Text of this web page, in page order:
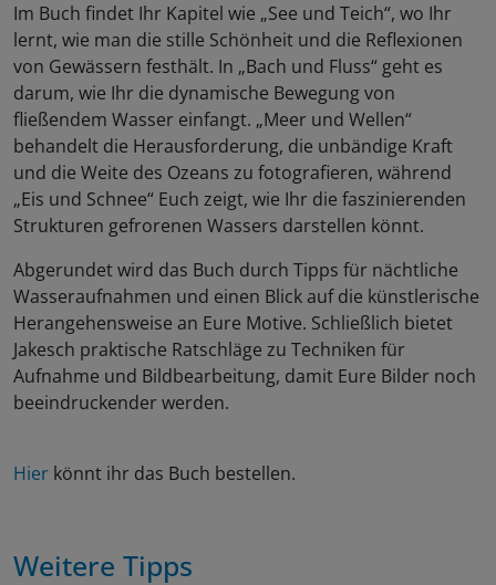
Im Buch findet Ihr Kapitel wie „See und Teich“, wo Ihr
lernt, wie man die stille Schönheit und die Reflexionen
von Gewässern festhält. In „Bach und Fluss“ geht es
darum, wie Ihr die dynamische Bewegung von
fließendem Wasser einfangt. „Meer und Wellen“
behandelt die Herausforderung, die unbändige Kraft
und die Weite des Ozeans zu fotografieren, während
„Eis und Schnee“ Euch zeigt, wie Ihr die faszinierenden
Strukturen gefrorenen Wassers darstellen könnt.
Abgerundet wird das Buch durch Tipps für nächtliche
Wasseraufnahmen und einen Blick auf die künstlerische
Herangehensweise an Eure Motive. Schließlich bietet
Jakesch praktische Ratschläge zu Techniken für
Aufnahme und Bildbearbeitung, damit Eure Bilder noch
beeindruckender werden.
Hier könnt ihr das Buch bestellen.
Weitere Tipps